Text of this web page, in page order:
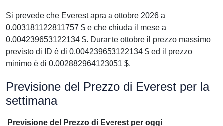
Si prevede che Everest apra a ottobre 2026 a
0.003181122811757 $ e che chiuda il mese a
0.004239653122134 $. Durante ottobre il prezzo massimo
previsto di ID è di 0.004239653122134 $ ed il prezzo
minimo è di 0.002882964123051 $.
Previsione del Prezzo di Everest per la
settimana
Previsione del Prezzo di Everest per oggi